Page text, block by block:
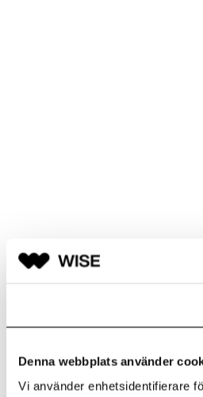
Denna webbplats använder
Vi använder enhetsidentifierare